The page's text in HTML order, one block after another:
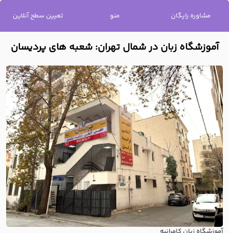
مشاوره رایگان منو تعیین سطح آنلاین / آموزشگاه زبان در شمال تهران: شعبه های پردیسان
آموزشگاه زبان در شمال تهران: شعبه های پردیسان